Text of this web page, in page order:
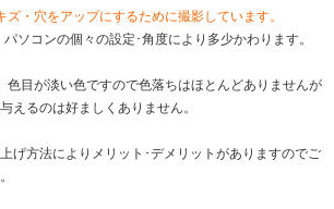
・穴をアップにするために撮影しています。
コンの個々の設定･角度により多少かわります。
色目が淡い色ですので色落ちはほとんどありませんが
えるのは好ましくありません。
げ方法によりメリット･デメリットがありますのでご